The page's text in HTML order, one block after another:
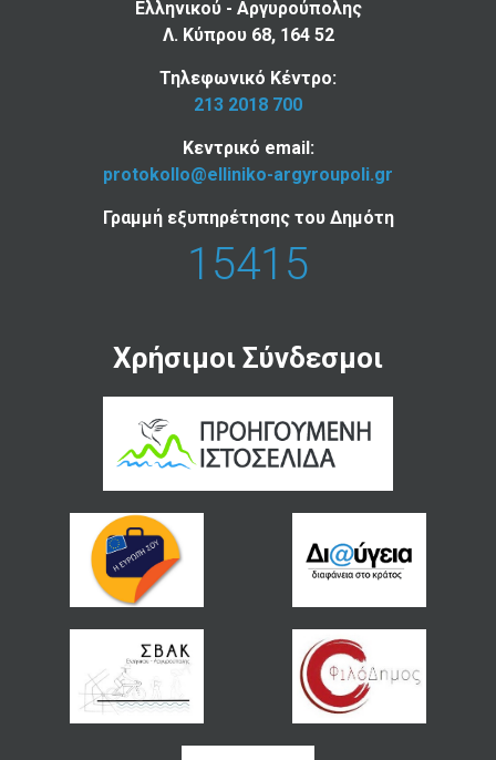
Ελληνικού - Αργυρούπολης
Λ. Κύπρου 68, 164 52
Τηλεφωνικό Κέντρο:
213 2018 700
Κεντρικό email:
protokollo@elliniko-argyroupoli.gr
Γραμμή εξυπηρέτησης του Δημότη
15415
Χρήσιμοι Σύνδεσμοι